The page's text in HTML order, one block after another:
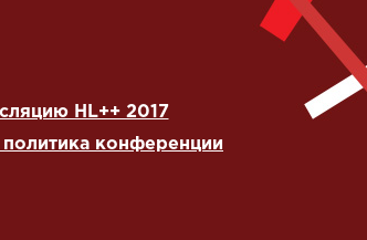
HL++ 2017
политика конференции